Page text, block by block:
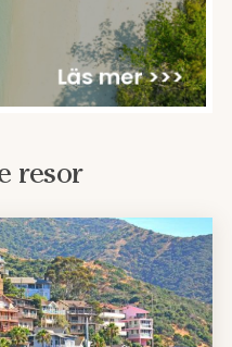
resor